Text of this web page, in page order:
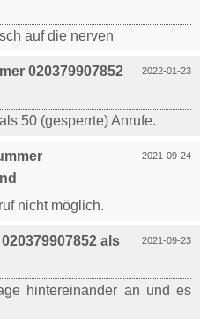
auf die nerven
2022-01-23
020379907852
50 (gesperrte) Anrufe.
2021-09-24
nicht möglich.
2021-09-23
als
hintereinander an und es